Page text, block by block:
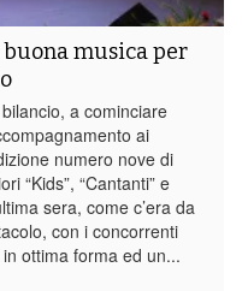
musica per
a cominciare
ai
numero nove di
“Kids”, “Cantanti” e
sera, come c’era da
con i concorrenti
ottima forma ed un...